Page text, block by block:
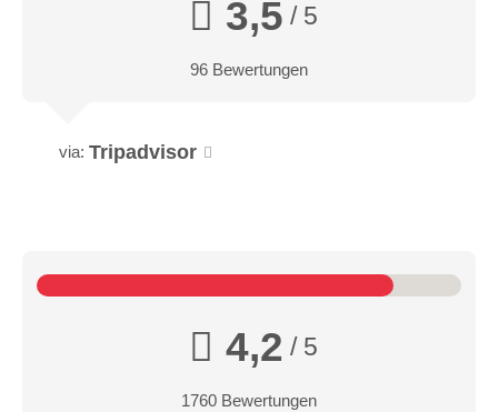
3,5 / 5
96 Bewertungen
via: Tripadvisor
4,2 / 5
1760 Bewertungen